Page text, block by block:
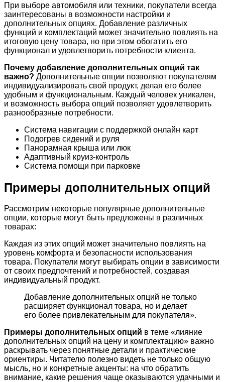
При выборе автомобиля или техники, покупатели всегда
заинтересованы в возможности настройки и
дополнительных опциях. Добавление различных
функций и комплектаций может значительно повлиять на
итоговую цену товара, но при этом обогатить его
функционал и удовлетворить потребности клиента.
Почему добавление дополнительных опций так
важно? Дополнительные опции позволяют покупателям
индивидуализировать свой продукт, делая его более
удобным и функциональным. Каждый человек уникален,
и возможность выбора опций позволяет удовлетворить
разнообразные потребности.
Система навигации с поддержкой онлайн карт
Подогрев сидений и руля
Панорамная крыша или люк
Адаптивный круиз-контроль
Система помощи при парковке
Примеры дополнительных опций
Рассмотрим некоторые популярные дополнительные
опции, которые могут быть предложены в различных
товарах:
Каждая из этих опций может значительно повлиять на
уровень комфорта и безопасности использования
товара. Покупатели могут выбирать опции в зависимости
от своих предпочтений и потребностей, создавая
индивидуальный продукт.
Добавление дополнительных опций не только
расширяет функционал товара, но и делает
его более привлекательным для покупателя».
Примеры дополнительных опций в теме «лияние
дополнительных опций на цену и комплектацию» важно
раскрывать через понятные детали и практические
ориентиры. Читателю полезно видеть не только общую
мысль, но и конкретные акценты: на что обратить
внимание, какие решения чаще оказываются удачными и